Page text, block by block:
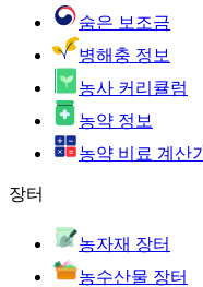
숨은 보조금
병해충 정보
농사 커리큘럼
농약 정보
농약 비료 계산기
장터
농자재 장터
농수산물 장터